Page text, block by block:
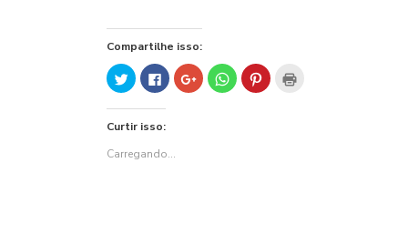
Compartilhe isso:
Clique
para
compartilhar
no
em
janela)
Clique
para
compartilhar
no
em
janela)
Compartilhe
no
Google+
Clique
para
compartilhar
Clique
para
Curtir isso:
Carregando...